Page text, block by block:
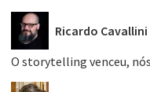
Ricardo Cavallini
O storytelling venceu,